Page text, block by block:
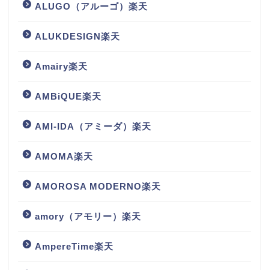
ALUGO（アルーゴ）楽天
ALUKDESIGN楽天
Amairy楽天
AMBiQUE楽天
AMI-IDA（アミーダ）楽天
AMOMA楽天
AMOROSA MODERNO楽天
amory（アモリー）楽天
AmpereTime楽天